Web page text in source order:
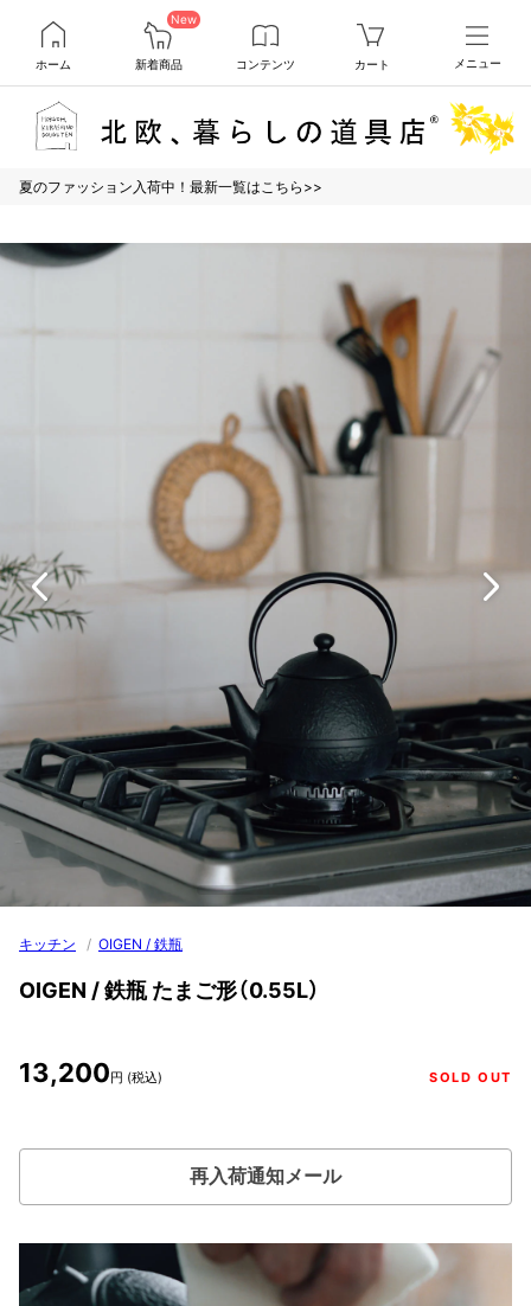
ホーム
New
新着商品 コンテンツ カート メニュー
夏のファッション入荷中！最新一覧はこちら>>
キッチン / OIGEN / 鉄瓶
OIGEN / 鉄瓶 たまご形（0.55L）
13,200円 (税込) SOLD OUT
再入荷通知メール